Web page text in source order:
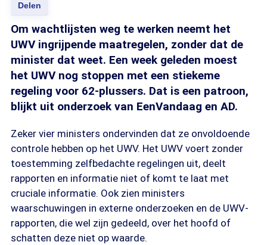
Delen
Om wachtlijsten weg te werken neemt het
UWV ingrijpende maatregelen, zonder dat de
minister dat weet. Een week geleden moest
het UWV nog stoppen met een stiekeme
regeling voor 62-plussers. Dat is een patroon,
blijkt uit onderzoek van EenVandaag en AD.
Zeker vier ministers ondervinden dat ze onvoldoende
controle hebben op het UWV. Het UWV voert zonder
toestemming zelfbedachte regelingen uit, deelt
rapporten en informatie niet of komt te laat met
cruciale informatie. Ook zien ministers
waarschuwingen in externe onderzoeken en de UWV-
rapporten, die wel zijn gedeeld, over het hoofd of
schatten deze niet op waarde.